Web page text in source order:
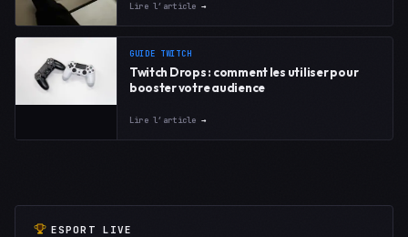
Lire l’article →
GUIDE TWITCH
Twitch Drops : comment les utiliser pour
booster votre audience
Lire l’article →
ESPORT LIVE